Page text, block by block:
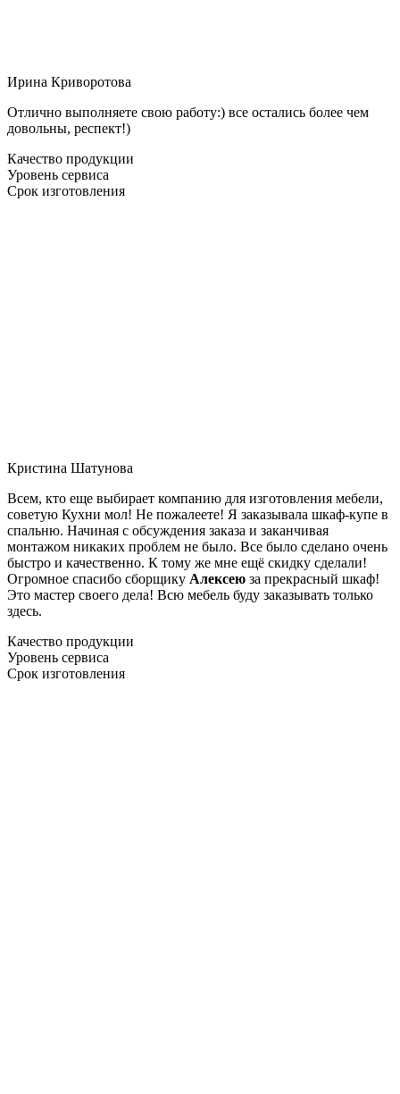
Ирина Криворотова
Отлично выполняете свою работу:) все остались более чем
довольны, респект!)
Качество продукции
Уровень сервиса
Срок изготовления
Кристина Шатунова
Всем, кто еще выбирает компанию для изготовления мебели,
советую Кухни мол! Не пожалеете! Я заказывала шкаф-купе в
спальню. Начиная с обсуждения заказа и заканчивая
монтажом никаких проблем не было. Все было сделано очень
быстро и качественно. К тому же мне ещё скидку сделали!
Огромное спасибо сборщику Алексею за прекрасный шкаф!
Это мастер своего дела! Всю мебель буду заказывать только
здесь.
Качество продукции
Уровень сервиса
Срок изготовления